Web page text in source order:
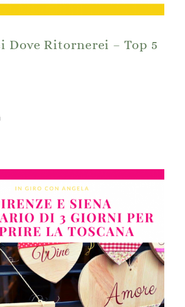
Dove Ritornerei – Top 5